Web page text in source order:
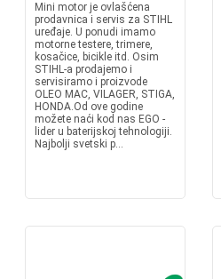
Mini motor je ovlašćena
prodavnica i servis za STIHL
uređaje. U ponudi imamo
motorne testere, trimere,
kosačice, bicikle itd. Osim
STIHL-a prodajemo i
servisiramo i proizvode
OLEO MAC, VILAGER, STIGA,
HONDA.Od ove godine
možete naći kod nas EGO -
lider u baterijskoj tehnologiji.
Najbolji svetski p...